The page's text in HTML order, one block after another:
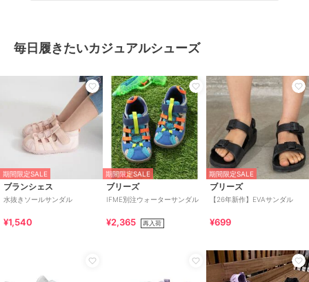
毎日履きたいカジュアルシューズ
期間限定SALE
ブランシェス
水抜きソールサンダル
¥1,540
期間限定SALE
ブリーズ
IFME別注ウォーターサンダル
¥2,365 再入荷
期間限定SALE
ブリーズ
【26年新作】EVAサンダル
¥699